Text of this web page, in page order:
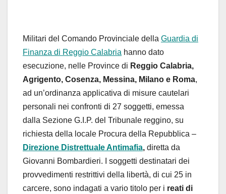
Militari del Comando Provinciale della Guardia di
Finanza di Reggio Calabria hanno dato
esecuzione, nelle Province di Reggio Calabria,
Agrigento, Cosenza, Messina, Milano e Roma,
ad un’ordinanza applicativa di misure cautelari
personali nei confronti di 27 soggetti, emessa
dalla Sezione G.I.P. del Tribunale reggino, su
richiesta della locale Procura della Repubblica –
Direzione Distrettuale Antimafia, diretta da
Giovanni Bombardieri. I soggetti destinatari dei
provvedimenti restrittivi della libertà, di cui 25 in
carcere, sono indagati a vario titolo per i reati di